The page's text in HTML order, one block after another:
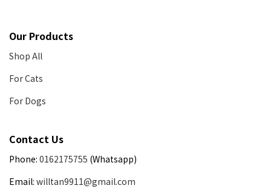
Our Products
Shop All
For Cats
For Dogs
Contact Us
Phone: 0162175755 (Whatsapp)
Email: willtan9911@gmail.com